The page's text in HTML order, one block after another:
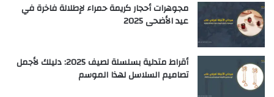
مجوهرات أحجار كريمة حمراء لإطلالة فاخرة في
عيد الأضحى 2025
أقراط متدلية بسلسلة لصيف 2025: دليلك لأجمل
تصاميم السلاسل لهذا الموسم